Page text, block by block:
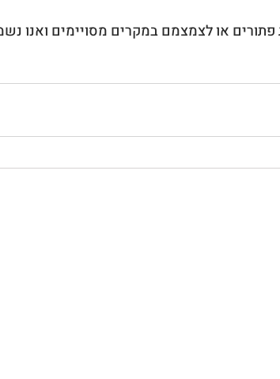
פתורים או לצמצמם במקרים מסויימים ואנו